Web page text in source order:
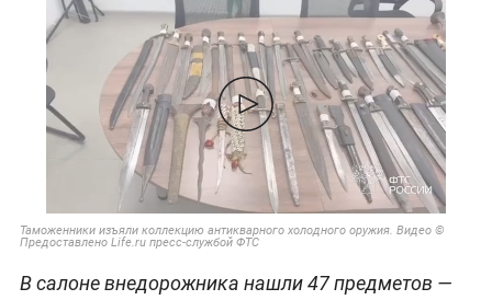
Таможенники изъяли коллекцию антикварного холодного оружия. Видео ©
Предоставлено Life.ru пресс-службой ФТС
В салоне внедорожника нашли 47 предметов —